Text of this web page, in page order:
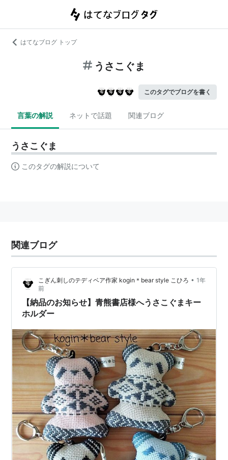
はてなブログ トップ
うさこぐま
このタグでブログを書く
言葉の解説 ネットで話題 関連ブログ
うさこぐま
このタグの解説について
関連ブログ
こぎん刺しのテディベア作家 kogin＊bear style こひろ • 1年
前
【納品のお知らせ】青熊書店様へうさこぐまキー
ホルダー